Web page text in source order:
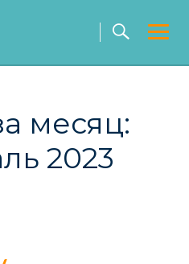
месяц:
2023